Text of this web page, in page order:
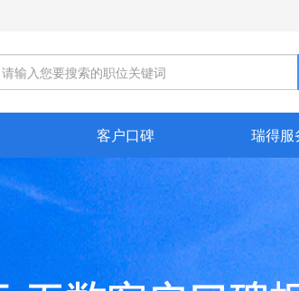
客户口碑 瑞得服